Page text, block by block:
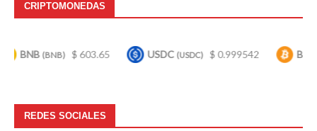
CRIPTOMONEDAS
(BNB) $ 603.65 USDC(USDC) $ 0.999542 Bitcoin
REDES SOCIALES